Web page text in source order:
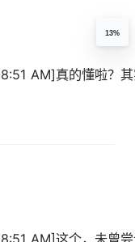
AM]真的懂啦？
AM]这个，未曾
13%